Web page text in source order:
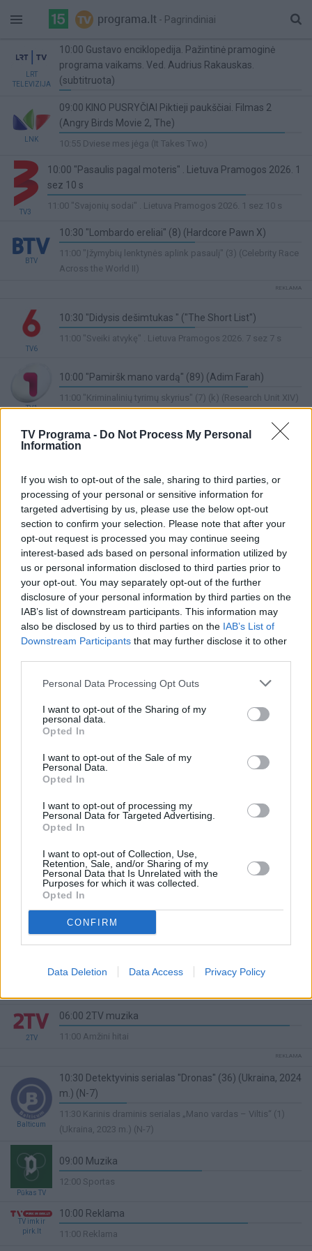
TV Programa - Do Not Process My Personal
Information
If you wish to opt-out of the sale, sharing to third parties, or
processing of your personal or sensitive information for
targeted advertising by us, please use the below opt-out
section to confirm your selection. Please note that after your
opt-out request is processed you may continue seeing
interest-based ads based on personal information utilized by
us or personal information disclosed to third parties prior to
your opt-out. You may separately opt-out of the further
disclosure of your personal information by third parties on the
IAB’s list of downstream participants. This information may
also be disclosed by us to third parties on the IAB’s List of
Downstream Participants that may further disclose it to other
Personal Data Processing Opt Outs
I want to opt-out of the Sharing of my
personal data.
Opted In
I want to opt-out of the Sale of my
Personal Data.
Opted In
I want to opt-out of processing my
Personal Data for Targeted Advertising.
Opted In
I want to opt-out of Collection, Use,
Retention, Sale, and/or Sharing of my
Personal Data that Is Unrelated with the
Purposes for which it was collected.
Opted In
CONFIRM
Data Deletion Data Access Privacy Policy
- Pagrindiniai
LRT
TELEVIZIJA
10:00 Gustavo enciklopedija. Pažintinė pramoginė
programa vaikams. Ved. Audrius Rakauskas.
(subtitruota)
Complete
LNK
09:00 KINO PUSRYČIAI Piktieji paukščiai. Filmas 2
(Angry Birds Movie 2, The)
93%
10:55 Dviese mes jėga (It Takes Two)
TV3
10:00 "Pasaulis pagal moteris" . Lietuva Pramogos 2026. 1
sez 10 s
11:00 "Svajonių sodai" . Lietuva Pramogos 2026. 1 sez 10 s
BTV
10:30 "Lombardo ereliai" (8) (Hardcore Pawn X)
56%
11:00 "Įžymybių lenktynės aplink pasaulį" (3) (Celebrity Race
Across the World II)
TV6
10:30 "Didysis dešimtukas " ("The Short List")
56%
11:00 "Sveiki atvykę" . Lietuva Pramogos 2026. 7 sez 7 s
TV1
10:00 "Pamiršk mano vardą" (89) (Adim Farah)
78%
Complete
11:00 "Kriminalinių tyrimų skyrius" (7) (k) (Research Unit XIV)
Lietuvos ryto
10:30 Sodas ir daržas
11:00 Sveikatos kodas
TV8
10:30 "Greiti ir paprasti Džeimio receptai" ("Jamie's
Quick & Easy Food")
Complete
11:00 "Džeimis ir Viduržemio jūros skoniai" ("Jamie Cooks
the Mediterranean")
LRT Plius
10:30 Tikėjimas ir gyvenimas. Programa apie ortodoksų
ir sentikių bendruomenių dvasinius kelius. Ved. Deividas
Zaicevas (subtitruota)
56%
Complete
11:00 Nedirbtinis intelektas. Kultūros žurnalas.
INFO TV
09:00 KINO PUSRYČIAI Piktieji paukščiai. Filmas 2
(Angry Birds Movie 2, The)
10:55 Dviese mes jėga (It Takes Two)
Go3 Sport 1
10:25 "UFC. " . Kovų menai 2026.
13%
Complete
13:05 "MotoGP. " . Automobilių sportas 2022.
09:05 "
11:00 "
52%
11:30 Prancūzijos LNB krepšinio lyga. Finalas. Penktosios
2TV
06:00 2TV muzika
11:00 Amžini hitai
Balticum
10:30 Detektyvinis serialas "Dronas" (36) (Ukraina, 2024
m.) (N-7)
11:30 Karinis draminis serialas „Mano vardas – Viltis“ (1)
(Ukraina, 2023 m.) (N-7)
Pūkas TV
09:00 Muzika
12:00 Sportas
TV imk ir
pirk.lt
10:00 Reklama
11:00 Reklama